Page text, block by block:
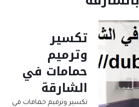
تكسير
وترميم
حمامات في
الشارقة
تكسير وترميم حمامات في